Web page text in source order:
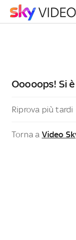
Ooooops! Si
Riprova più tardi
Torna a Video